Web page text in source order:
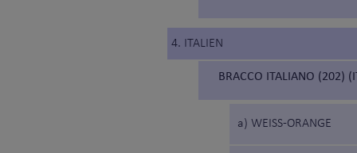
4. ITALIEN
BRACCO ITALIANO (202)
a) WEISS-ORANGE